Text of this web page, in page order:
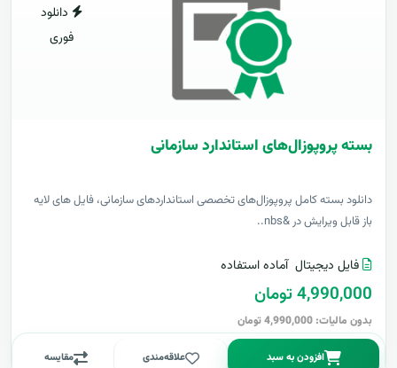
دانلود
فوری
بسته پروپوزال‌های استاندارد سازمانی
دانلود بسته کامل پروپوزال‌های تخصصی استانداردهای سازمانی، فایل های لایه
باز قابل ویرایش در &nbs..
فایل دیجیتال آماده استفاده
4,990,000 تومان
بدون مالیات: 4,990,000 تومان
افزودن به سبد علاقه‌مندی مقایسه